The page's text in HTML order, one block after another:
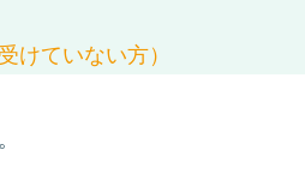
けていない方）